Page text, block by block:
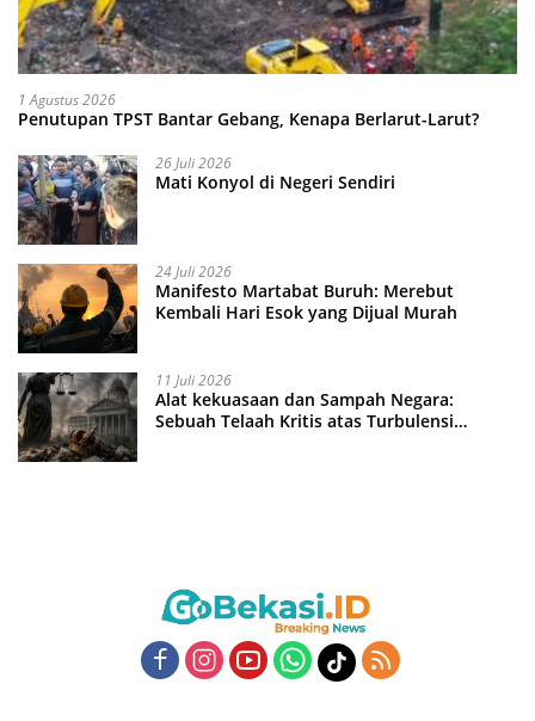
1 Agustus 2026
Penutupan TPST Bantar Gebang, Kenapa Berlarut-Larut?
26 Juli 2026
Mati Konyol di Negeri Sendiri
24 Juli 2026
Manifesto Martabat Buruh: Merebut
Kembali Hari Esok yang Dijual Murah
11 Juli 2026
Alat kekuasaan dan Sampah Negara:
Sebuah Telaah Kritis atas Turbulensi